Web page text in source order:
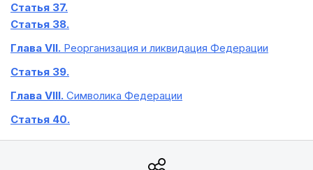
Статья 37.
Статья 38.
Глава VII. Реорганизация и ликвидация Федерации
Статья 39.
Глава VIII. Символика Федерации
Статья 40.